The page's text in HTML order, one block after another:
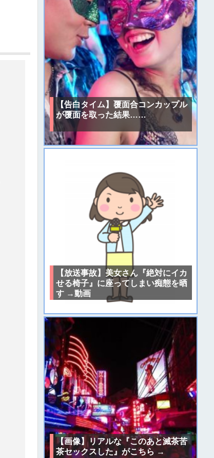
【告白タイム】覆面合コンカップル
が覆面を取った結果……
【放送事故】美女さん『絶対にイカ
せる椅子』に座ってしまい痴態を晒
す →動画
【画像】リアルな『このあと滅茶苦
茶セックスした』がこちら →